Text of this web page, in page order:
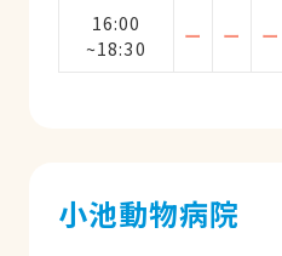
16:00
~18:30
ー ー ー
小池動物病院